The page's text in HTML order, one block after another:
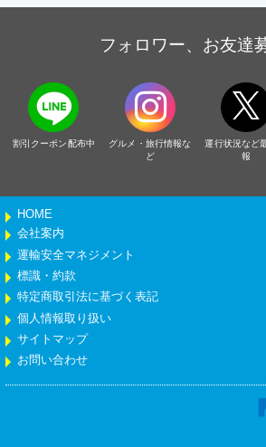
フォロワー、お友達
割引クーポン配布中
グルメ・旅行情報な
ど
運行状況など
報
HOME
会社案内
運輸安全マネジメント
標識・約款
特定商取引法に基づく表記
個人情報取り扱い
サイトマップ
お問い合わせ